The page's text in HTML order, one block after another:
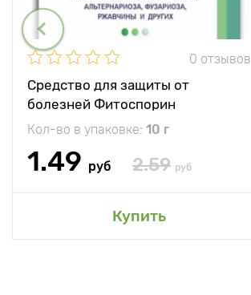
0 отзывов
Средство для защиты от
болезней Фитоспорин
Кол-во в упаковке: 10 г
1.49 руб 2.59 руб
Купить